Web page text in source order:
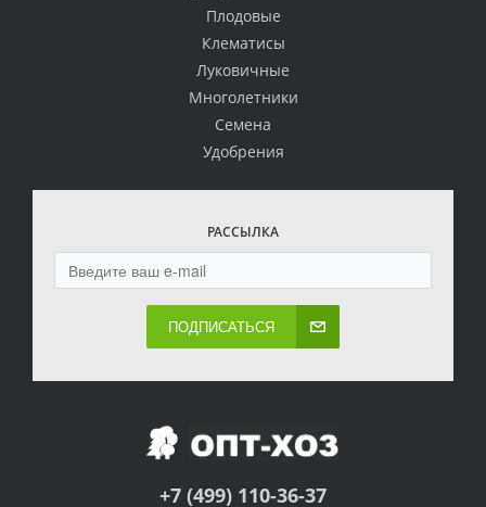
Плодовые
Клематисы
Луковичные
Многолетники
Семена
Удобрения
РАССЫЛКА
ПОДПИСАТЬСЯ
+7 (499) 110-36-37